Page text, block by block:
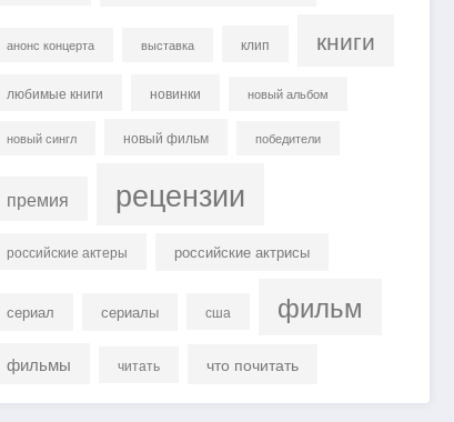
анонс концерта выставка клип книги
любимые книги новинки новый альбом
новый сингл новый фильм победители
премия рецензии
российские актеры российские актрисы
сериал сериалы сша фильм
фильмы читать что почитать